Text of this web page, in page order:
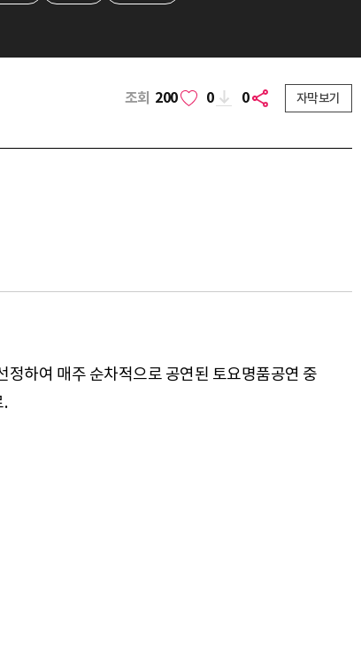
조회 200 0 0 자막보기
하여 매주 순차적으로 공연된 토요명품공연 중
.